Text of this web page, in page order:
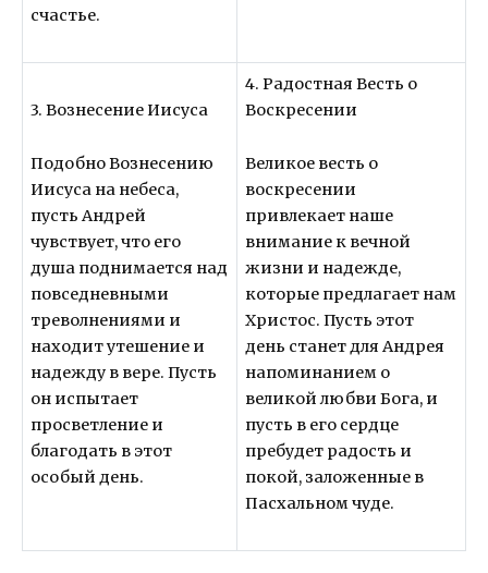
счастье.
3. Вознесение Иисуса
Подобно Вознесению
Иисуса на небеса,
пусть Андрей
чувствует, что его
душа поднимается над
повседневными
треволнениями и
находит утешение и
надежду в вере. Пусть
он испытает
просветление и
благодать в этот
особый день.
4. Радостная Весть о
Воскресении
Великое весть о
воскресении
привлекает наше
внимание к вечной
жизни и надежде,
которые предлагает нам
Христос. Пусть этот
день станет для Андрея
напоминанием о
великой любви Бога, и
пусть в его сердце
пребудет радость и
покой, заложенные в
Пасхальном чуде.